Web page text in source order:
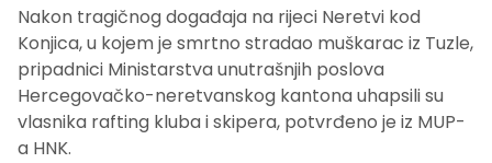
Nakon tragičnog događaja na rijeci Neretvi kod
Konjica, u kojem je smrtno stradao muškarac iz Tuzle,
pripadnici Ministarstva unutrašnjih poslova
Hercegovačko-neretvanskog kantona uhapsili su
vlasnika rafting kluba i skipera, potvrđeno je iz MUP-
a HNK.